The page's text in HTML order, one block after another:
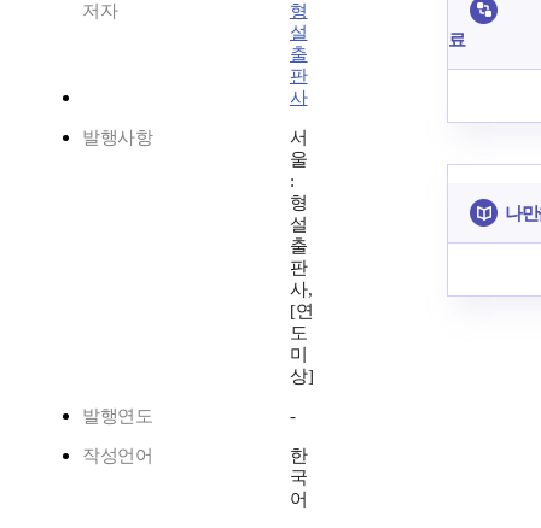
저자
형
설
출
판
사
발행사항
서
울
:
형
설
출
판
사,
[연
도
미
상]
발행연도 -
작성언어
한
국
어
료
나